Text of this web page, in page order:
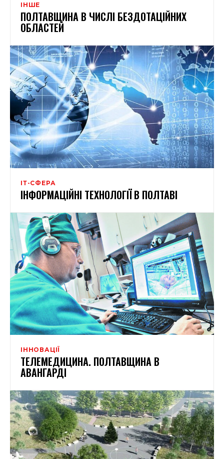
ІНШЕ
ПОЛТАВЩИНА В ЧИСЛІ БЕЗДОТАЦІЙНИХ
ОБЛАСТЕЙ
ІТ-СФЕРА
ІНФОРМАЦІЙНІ ТЕХНОЛОГІЇ В ПОЛТАВІ
ІННОВАЦІЇ
ТЕЛЕМЕДИЦИНА. ПОЛТАВЩИНА В
АВАНГАРДІ